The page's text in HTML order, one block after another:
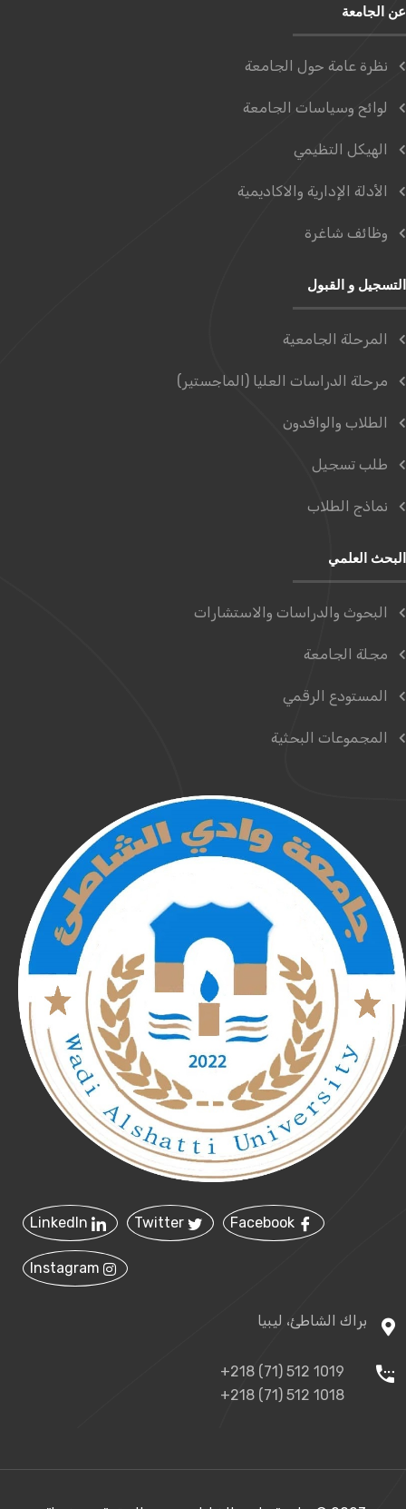
عن الجامعة
نظرة عامة حول الجامعة
لوائح وسياسات الجامعة
الهيكل التظيمي
الأدلة الإدارية والاكاديمية
وظائف شاغرة
التسجيل و القبول
المرحلة الجامعية
مرحلة الدراسات العليا (الماجستير)
الطلاب والوافدون
طلب تسجيل
نماذج الطلاب
البحث العلمي
البحوث والدراسات والاستشارات
مجلة الجامعة
المستودع الرقمي
المجموعات البحثية
براك الشاطئ، ليبيا
+218 (71) 512 1019
+218 (71) 512 1018